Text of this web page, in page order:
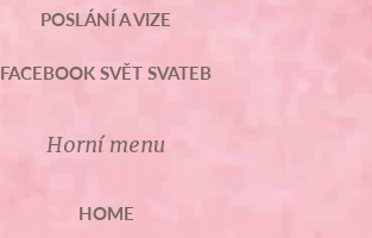
POSLÁNÍ A VIZE
FACEBOOK SVĚT SVATEB
Horní menu
HOME